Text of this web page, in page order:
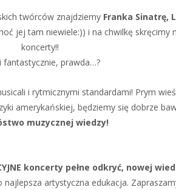
twórców znajdziemy Franka Sinatrę,
jej tam niewiele:)) i na chwilkę skręcimy
koncerty!!
fantastycznie, prawda…?
i rytmicznymi standardami! Prym
amerykańskiej, będziemy się dobrze
muzycznej wiedzy!
koncerty pełne odkryć, nowej
artystyczna edukacja.